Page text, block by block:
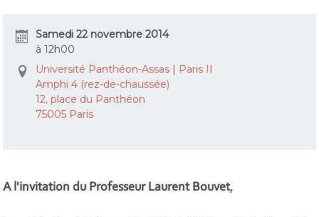
Samedi 22 novembre 2014
à 12h00
Université Panthéon-Assas | Paris II
Amphi 4 (rez-­de-­chaussée)
12, place du Panthéon
75005 Paris
A l'invitation du Professeur Laurent Bouvet,